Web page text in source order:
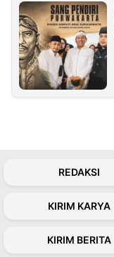
REDAKSI
KIRIM KARYA
KIRIM BERITA